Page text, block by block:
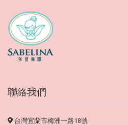
聯絡我們
台灣宜蘭市梅洲一路18號